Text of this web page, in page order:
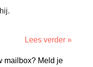
Lees verder »
mailbox? Meld je